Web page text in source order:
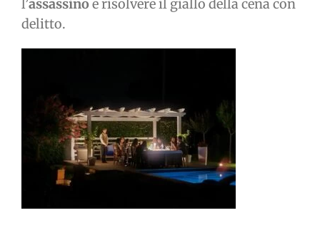
l’assassinoe risolvere il giallo della cena con
delitto.